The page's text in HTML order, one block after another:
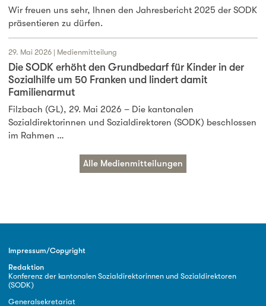
Wir freuen uns sehr, Ihnen den Jahresbericht 2025 der SODK
präsentieren zu dürfen.
29. Mai 2026 | Medienmitteilung
Die SODK erhöht den Grundbedarf für Kinder in der
Sozialhilfe um 50 Franken und lindert damit
Familienarmut
Filzbach (GL), 29. Mai 2026 – Die kantonalen
Sozialdirektorinnen und Sozialdirektoren (SODK) beschlossen
im Rahmen …
Alle Medienmitteilungen
Impressum/Copyright
Redaktion
Konferenz der kantonalen Sozialdirektorinnen und Sozialdirektoren
(SODK)
Generalsekretariat